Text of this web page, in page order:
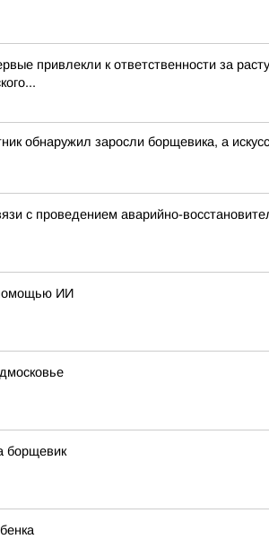
привлекли к ответственности за
обнаружил заросли борщевика, а
с проведением аварийно-
ИИ
борщевик